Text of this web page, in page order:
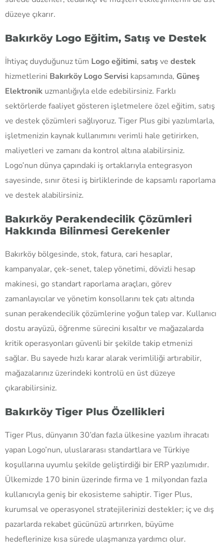
düzeye çıkarır.
Bakırköy Logo Eğitim, Satış ve Destek
İhtiyaç duyduğunuz tüm Logo eğitimi, satışve destek
hizmetlerini Bakırköy Logo Servisi kapsamında, Güneş
Elektronik uzmanlığıyla elde edebilirsiniz. Farklı
sektörlerde faaliyet gösteren işletmelere özel eğitim, satış
ve destek çözümleri sağlıyoruz. Tiger Plus gibi yazılımlarla,
işletmenizin kaynak kullanımını verimli hale getirirken,
maliyetleri ve zamanı da kontrol altına alabilirsiniz.
Logo’nun dünya çapındaki iş ortaklarıyla entegrasyon
sayesinde, sınır ötesi iş birliklerinde de kapsamlı raporlama
ve destek alabilirsiniz.
Bakırköy Perakendecilik Çözümleri
Hakkında Bilinmesi Gerekenler
Bakırköy bölgesinde, stok, fatura, cari hesaplar,
kampanyalar, çek-senet, talep yönetimi, dövizli hesap
makinesi, go standart raporlama araçları, görev
zamanlayıcılar ve yönetim konsollarını tek çatı altında
sunan perakendecilik çözümlerine yoğun talep var. Kullanıcı
dostu arayüzü, öğrenme sürecini kısaltır ve mağazalarda
kritik operasyonları güvenli bir şekilde takip etmenizi
sağlar. Bu sayede hızlı karar alarak verimliliği artırabilir,
mağazalarınız üzerindeki kontrolü en üst düzeye
çıkarabilirsiniz.
Bakırköy Tiger Plus Özellikleri
Tiger Plus, dünyanın 30’dan fazla ülkesine yazılım ihracatı
yapan Logo’nun, uluslararası standartlara ve Türkiye
koşullarına uyumlu şekilde geliştirdiği bir ERP yazılımıdır.
Ülkemizde 170 binin üzerinde firma ve 1 milyondan fazla
kullanıcıyla geniş bir ekosisteme sahiptir. Tiger Plus,
kurumsal ve operasyonel stratejilerinizi destekler; iç ve dış
pazarlarda rekabet gücünüzü artırırken, büyüme
hedeflerinize kısa sürede ulaşmanıza yardımcı olur.